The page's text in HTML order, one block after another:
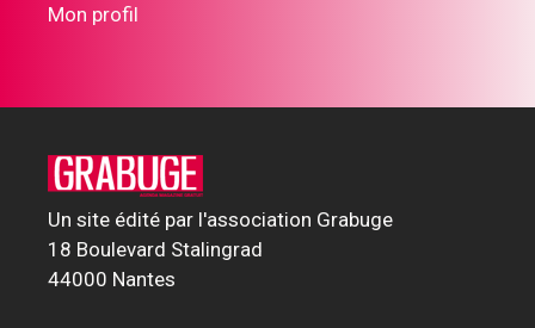
Mon profil
Un site édité par l'association Grabuge
18 Boulevard Stalingrad
44000 Nantes